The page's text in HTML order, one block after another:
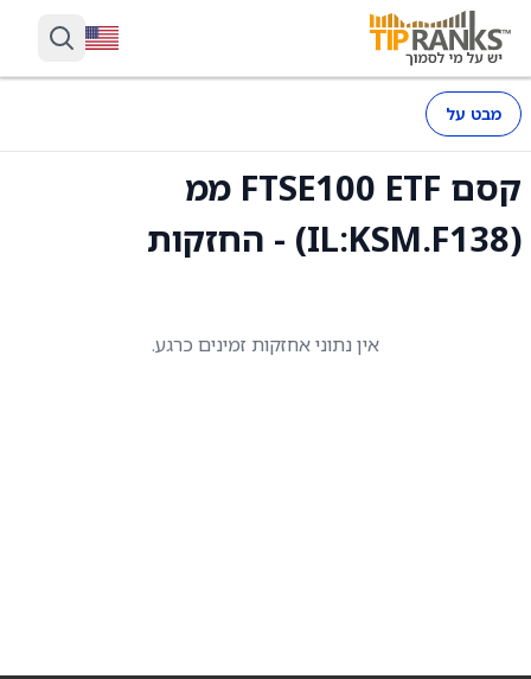
מבט על
קסם FTSE100 ETF ממ
(IL:KSM.F138) - החזקות
אין נתוני אחזקות זמינים כרגע.